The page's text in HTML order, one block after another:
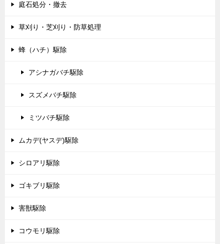
庭石処分・撤去
草刈り・芝刈り・防草処理
蜂（ハチ）駆除
アシナガバチ駆除
スズメバチ駆除
ミツバチ駆除
ムカデ(ヤスデ)駆除
シロアリ駆除
ゴキブリ駆除
害獣駆除
コウモリ駆除